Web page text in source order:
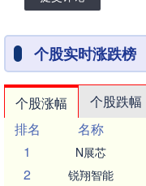
个股实时涨跌榜
个股涨幅 个股跌幅
排名
名称
1
N展芯
2 锐翔智能